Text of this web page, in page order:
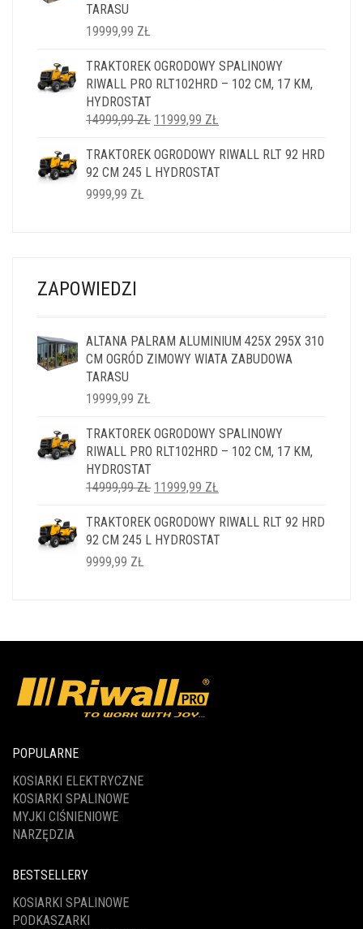
TARASU
19999,99 ZŁ
TRAKTOREK OGRODOWY SPALINOWY
RIWALL PRO RLT102HRD – 102 CM, 17 KM,
HYDROSTAT
14999,99ZŁ PIERWOTNA
WYNOSIŁA:
14999,99 ZŁ.
11999,99 ZŁ
WYNOSI:
11999,99 ZŁ.
TRAKTOREK OGRODOWY RIWALL RLT 92 HRD
92 CM 245 L HYDROSTAT
9999,99 ZŁ
ZAPOWIEDZI
ALTANA PALRAM ALUMINIUM 425X 295X 310
CM OGRÓD ZIMOWY WIATA ZABUDOWA
TARASU
19999,99 ZŁ
TRAKTOREK OGRODOWY SPALINOWY
RIWALL PRO RLT102HRD – 102 CM, 17 KM,
HYDROSTAT
14999,99ZŁ PIERWOTNA
WYNOSIŁA:
14999,99 ZŁ.
11999,99 ZŁ
WYNOSI:
11999,99 ZŁ.
TRAKTOREK OGRODOWY RIWALL RLT 92 HRD
92 CM 245 L HYDROSTAT
9999,99 ZŁ
POPULARNE
KOSIARKI ELEKTRYCZNE
KOSIARKI SPALINOWE
MYJKI CIŚNIENIOWE
NARZĘDZIA
BESTSELLERY
KOSIARKI SPALINOWE
PODKASZARKI